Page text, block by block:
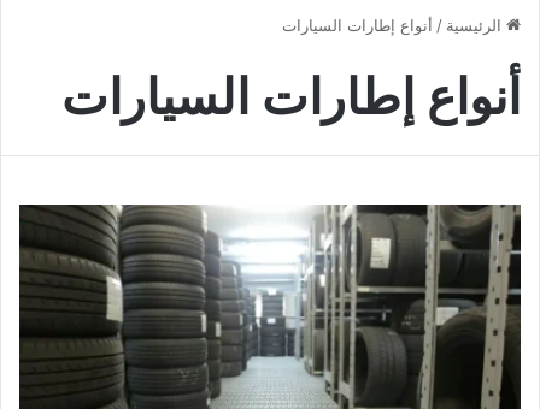
الرئيسية / أنواع إطارات السيارات
أنواع إطارات السيارات